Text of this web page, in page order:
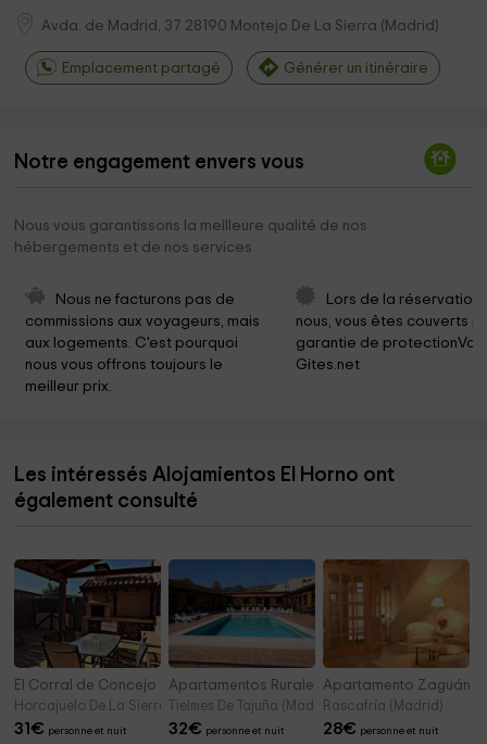
Avda. de Madrid, 37 28190 Montejo De La Sierra ( Madrid )
Emplacement partagé Générer un itinéraire
Notre engagement envers vous
Nous vous garantissons la meilleure qualité de nos
hébergements et de nos services
Nous ne facturons pas de
commissions aux voyageurs, mais
aux logements. C'est pourquoi
nous vous offrons toujours le
meilleur prix.
Lors de la réservation
nous, vous êtes couverts
garantie de
Gites.net
Les intéressés Alojamientos El Horno ont
également consulté
El Corral de Concejo
Horcajuelo De La Sierra (Madrid)
31€ personne et nuit
Apartamentos Rurales Vega de Tielmes
Tielmes De Tajuña (Madrid)
32€ personne et nuit
Apartamento Zaguán
Rascafría (Madrid)
28€ personne et nuit